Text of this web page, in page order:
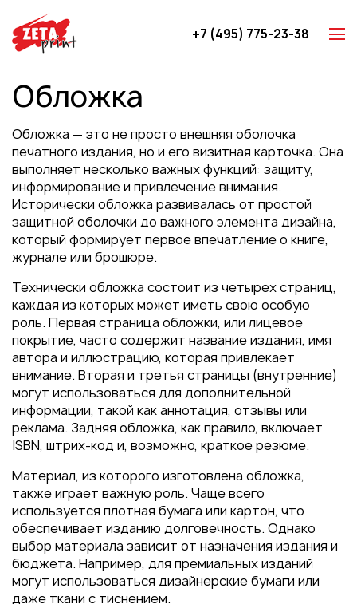
Брошюры
Игральные карты
Каталоги
Листовки
Книги
Папки
Календари
Упаковка
Блокноты с логотипом
Пакеты
Конверты
Журналы
Полиграфия для выставок
под ключ
Полиграфия к выборам 2026
+7 (495) 775-23-38
Обложка
Обложка — это не просто внешняя оболочка
печатного издания, но и его визитная карточка. Она
выполняет несколько важных функций: защиту,
информирование и привлечение внимания.
Исторически обложка развивалась от простой
защитной оболочки до важного элемента дизайна,
который формирует первое впечатление о книге,
журнале или брошюре.
Технически обложка состоит из четырех страниц,
каждая из которых может иметь свою особую
роль. Первая страница обложки, или лицевое
покрытие, часто содержит название издания, имя
автора и иллюстрацию, которая привлекает
внимание. Вторая и третья страницы (внутренние)
могут использоваться для дополнительной
информации, такой как аннотация, отзывы или
реклама. Задняя обложка, как правило, включает
ISBN, штрих-код и, возможно, краткое резюме.
Материал, из которого изготовлена обложка,
также играет важную роль. Чаще всего
используется плотная бумага или картон, что
обеспечивает изданию долговечность. Однако
выбор материала зависит от назначения издания и
бюджета. Например, для премиальных изданий
могут использоваться дизайнерские бумаги или
даже ткани с тиснением.